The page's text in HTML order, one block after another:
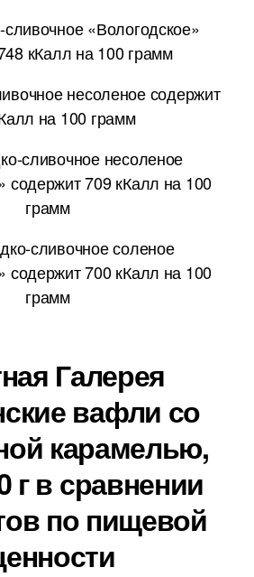
«Вологодское»
кКалл на 100 грамм
несоленое содержит
на 100 грамм
сливочное несоленое
содержит 709 кКалл на 100
грамм
сливочное соленое
содержит 700 кКалл на 100
грамм
Галерея
вафли со
карамелью,
г в сравнении
по пищевой